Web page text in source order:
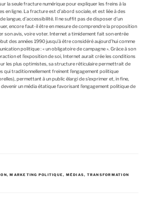
la seule fracture numérique pour expliquer les freins à la
en ligne. La fracture est d’abord sociale, et est liée à des
langue, d’accessibilité. Il ne suffit pas de disposer d’un
encore faut-il être en mesure de comprendre la proposition
son avis, voire voter. Internet a timidement fait son entrée
des années 1990 jusqu’à être considéré aujourd’hui comme
politique : « un obligatoire de campagne ». Grâce à son
et l’exposition de soi, Internet aurait crée les conditions
les plus optimistes, sa structure réticulaire permettrait de
qui traditionnellement freinent l’engagement politique
permettant à un public élargi de s’exprimer et, in fine,
un média étatique favorisant l’engagement politique de
,MARKETING POLITIQUE, MÉDIAS, TRANSFORMATION